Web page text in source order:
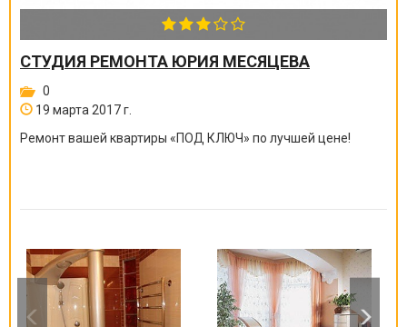
СТУДИЯ РЕМОНТА ЮРИЯ МЕСЯЦЕВА
0
19 марта 2017 г.
Ремонт вашей квартиры «ПОД КЛЮЧ» по лучшей цене!